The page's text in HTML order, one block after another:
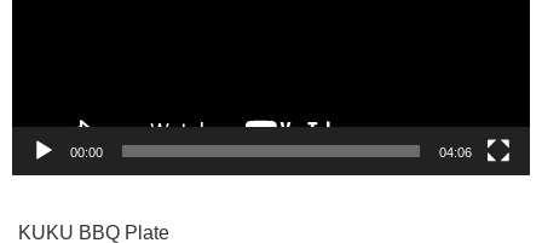
00:00 04:06
KUKU BBQ Plate